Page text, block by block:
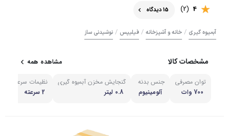
4
(2) 15 دیدگاه
آبمیوه گیری / خانه و آشپزخانه / فیلیپس / نوشیدنی ساز
مشخصات کالا مشاهده همه
توان مصرفی
700 وات
جنس بدنه
آلومینیوم
گنجایش مخزن آبمیوه گیری
0.8 لیتر
نظیمات سرعت
2 سرعته